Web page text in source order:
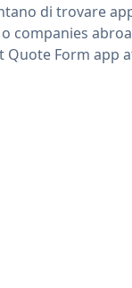
di trovare
companies
Quote Form app